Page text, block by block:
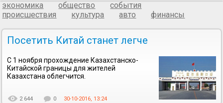
экономика общество
события
происшествия
культура авто финансы
Посетить Китай станет легче
С 1 ноября прохождение Казахстанско-
Китайской границы для жителей
Казахстана облегчится.
2 644 0 30-10-2016, 13:24